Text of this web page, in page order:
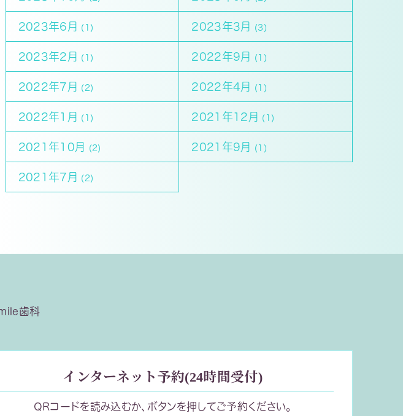
2023年6月 (1) 2023年3月 (3)
2023年2月 (1) 2022年9月 (1)
2022年7月 (2) 2022年4月 (1)
2022年1月 (1) 2021年12月 (1)
2021年10月 (2) 2021年9月 (1)
2021年7月 (2)
インターネット予約(24時間受付)
QRコードを読み込むか、ボタンを押してご予約ください。